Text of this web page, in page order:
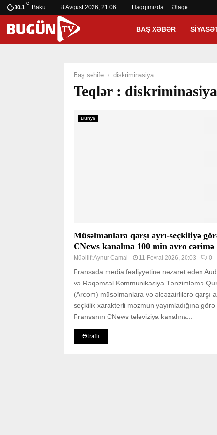
30.1
C
Baku 8 Avqust 2026, 21:06 Haqqımızda Əlaqə
BAŞ XƏBƏR
Baş səhifə diskriminasiya
Teqlər : diskriminasiya
Dünya
Müsəlmanlara qarşı ayrı-seçkiliyə
CNews kanalına 100 min avro cərimə
Müəllif:Aynur Camal 11 Fevral 2026, 20:03 0
Fransada media fəaliyyətinə nəzarət edən
və Rəqəmsal Kommunikasiya Tənzimləmə
(Arcom) müsəlmanlara və əlcəzairlilərə qarşı
seçkilik xarakterli məzmun yayımladığına görə
Fransanın CNews televiziya kanalına...
Ətraflı